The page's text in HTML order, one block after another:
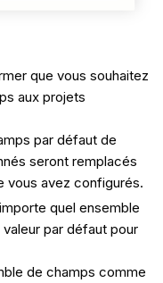
que vous souhaitez
aux projets
par défaut de
seront remplacés
vous avez configurés.
quel ensemble
par défaut pour
de champs comme